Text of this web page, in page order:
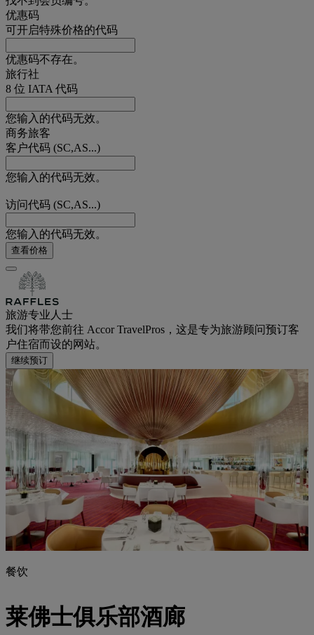
优惠码
可开启特殊价格的代码
优惠码不存在。
旅行社
8 位 IATA 代码
您输入的代码无效。
商务旅客
客户代码 (SC,AS...)
您输入的代码无效。
访问代码 (SC,AS...)
您输入的代码无效。
查看价格
旅游专业人士
我们将带您前往 Accor TravelPros，这是专为旅游顾问预订客
户住宿而设的网站。
继续预订
餐饮
莱佛士俱乐部酒廊